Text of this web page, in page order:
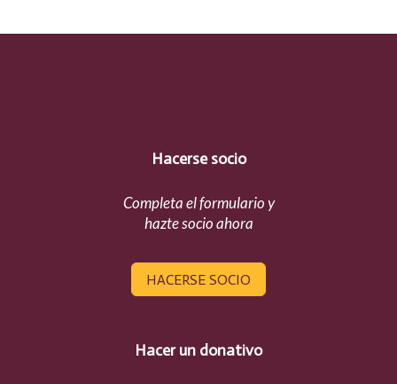
Hacerse socio
Completa el formulario y
hazte socio ahora
HACERSE SOCIO
Hacer un donativo